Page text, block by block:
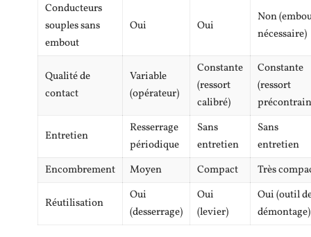
Conducteurs
souples sans
embout
Oui Oui
Non
nécessaire)
Qualité de
contact
Variable
(opérateur)
Constante
(ressort
calibré)
Constante
(ressort
Entretien
Resserrage
périodique
Sans
entretien
Sans
entretien
Encombrement
Moyen Compact Très
Réutilisation
Oui
(desserrage)
Oui
(levier)
Oui (outil
démontage)